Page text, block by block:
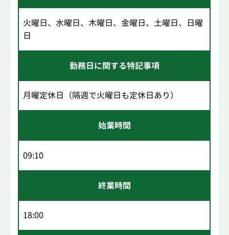
火曜日、水曜日、木曜日、金曜日、土曜日、日曜
日
勤務日に関する特記事項
月曜定休日（隔週で火曜日も定休日あり）
始業時間
09:10
終業時間
18:00